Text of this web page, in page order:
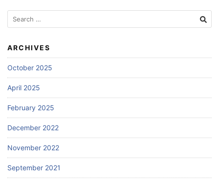
Search
for:
ARCHIVES
October 2025
April 2025
February 2025
December 2022
November 2022
September 2021